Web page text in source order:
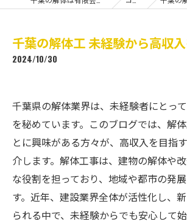
千葉の解体工 未経験から高収
2024/10/30
千葉県の解体業界は、未経験者にとっ
を秘めています。このブログでは、解
とに興味がある方々が、高収入を目指
介します。解体工事は、建物の解体や
な役割を担っており、地域や都市の発
す。近年、建設業界全体が活性化し、
られる中で、未経験からでも安心して